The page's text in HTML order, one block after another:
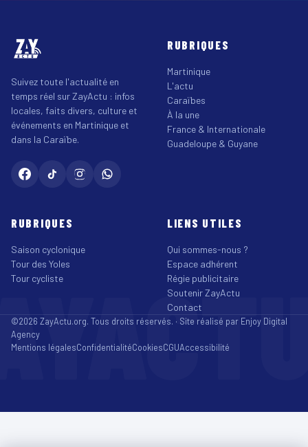
Suivez toute l'actualité en
temps réel sur ZayActu : infos
locales, faits divers, culture et
événements en Martinique et
dans la Caraïbe.
RUBRIQUES
Martinique
L'actu
Caraïbes
À la une
France & Internationale
Guadeloupe & Guyane
RUBRIQUES
Saison cyclonique
Tour des Yoles
Tour cycliste
LIENS UTILES
Qui sommes-nous ?
Espace adhérent
Régie publicitaire
Soutenir ZayActu
Contact
©2026 ZayActu.org. Tous droits réservés. · Site réalisé par Enjoy Digital
Agency
Mentions légalesConfidentialitéCookiesCGUAccessibilité